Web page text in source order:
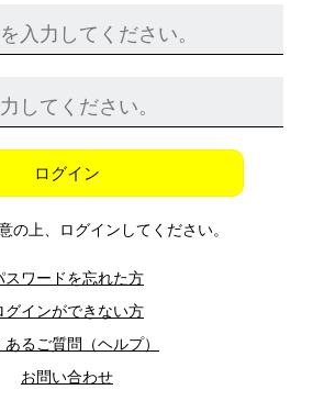
ログイン
の上、ログインしてください。
スワードを忘れた方
グインができない方
あるご質問（ヘルプ）
お問い合わせ